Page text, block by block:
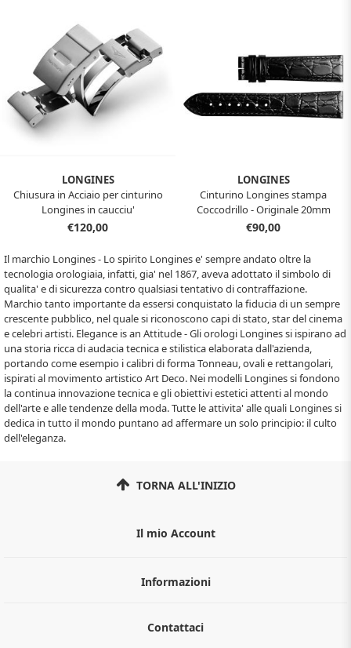
LONGINES
Chiusura in Acciaio per cinturino
Longines in caucciu'
€120,00
LONGINES
Cinturino Longines stampa
Coccodrillo - Originale 20mm
misura XL
€90,00
Il marchio Longines - Lo spirito Longines e' sempre andato oltre la
tecnologia orologiaia, infatti, gia' nel 1867, aveva adottato il simbolo di
qualita' e di sicurezza contro qualsiasi tentativo di contraffazione.
Marchio tanto importante da essersi conquistato la fiducia di un sempre
crescente pubblico, nel quale si riconoscono capi di stato, star del cinema
e celebri artisti. Elegance is an Attitude - Gli orologi Longines si ispirano ad
una storia ricca di audacia tecnica e stilistica elaborata dall'azienda,
portando come esempio i calibri di forma Tonneau, ovali e rettangolari,
ispirati al movimento artistico Art Deco. Nei modelli Longines si fondono
la continua innovazione tecnica e gli obiettivi estetici attenti al mondo
dell'arte e alle tendenze della moda. Tutte le attivita' alle quali Longines si
dedica in tutto il mondo puntano ad affermare un solo principio: il culto
dell'eleganza.
TORNA ALL'INIZIO
Il mio Account
Informazioni
Guida all'acquisto
Contattaci